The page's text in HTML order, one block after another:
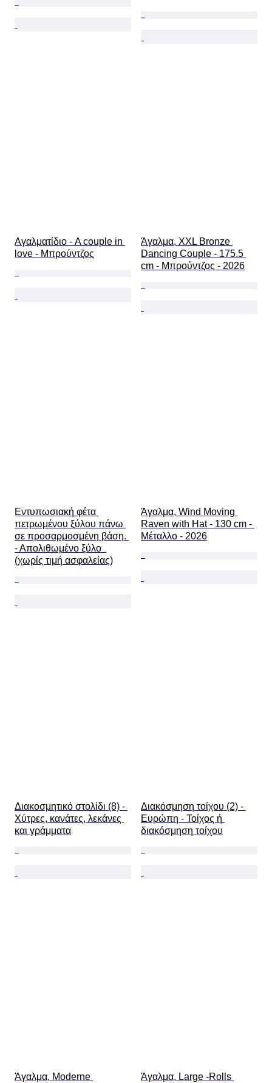
Αγαλματίδιο - A couple in
love - Μπρούντζος
Άγαλμα, XXL Bronze
Dancing Couple - 175.5
cm - Μπρούντζος - 2026
Εντυπωσιακή φέτα
πετρωμένου ξύλου πάνω
σε προσαρμοσμένη βάση.
- Απολιθωμένο ξύλο
(χωρίς τιμή ασφαλείας)
Άγαλμα, Wind Moving
Raven with Hat - 130 cm -
Μέταλλο - 2026
Διακοσμητικό στολίδι (8) -
Χύτρες, κανάτες, λεκάνες
και γράμματα
Διακόσμηση τοίχου (2) -
Ευρώπη - Τοίχος ή
διακόσμηση τοίχου
Άγαλμα, Moderne
Άγαλμα, Large -Rolls